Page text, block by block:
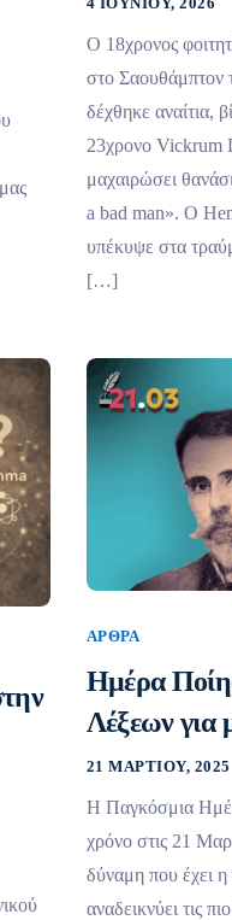
Ο 18χρονος
στο Σαουθάμπτον
δέχθηκε αναίτια,
23χρονο Vickrum
μαχαιρώσει
a bad man». Ο
υπέκυψε στα
[…]
ΆΡΘΡΑ
Ημέρα
Λέξεων για
21 ΜΑΡΤΊΟΥ, 2025
Η Παγκόσμια
χρόνο στις 21
δύναμη που έχει η
αναδεικνύει τις